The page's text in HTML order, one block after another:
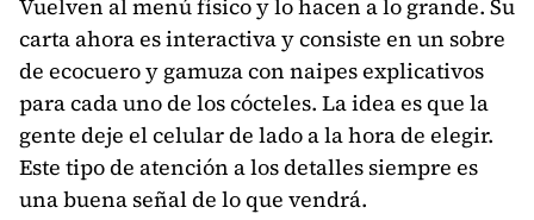
Vuelven al menú físico y lo hacen a lo grande. Su
carta ahora es interactiva y consiste en un sobre
de ecocuero y gamuza con naipes explicativos
para cada uno de los cócteles. La idea es que la
gente deje el celular de lado a la hora de elegir.
Este tipo de atención a los detalles siempre es
una buena señal de lo que vendrá.